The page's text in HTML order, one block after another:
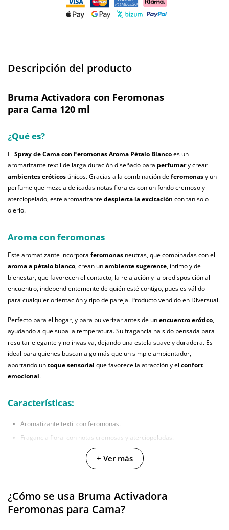
Descripción del producto
Bruma Activadora con Feromonas
para Cama 120 ml
¿Qué es?
El Spray de Cama con Feromonas Aroma Pétalo Blancoes un
aromatizante textil de larga duración diseñado para perfumary crear
ambientes eróticos únicos. Gracias a la combinación deferomonasy un
perfume que mezcla delicadas notas florales con un fondo cremoso y
aterciopelado, este aromatizantedespierta la excitación con tan solo
olerlo.
Aroma con feromonas
Este aromatizante incorpora feromonas neutras, que combinadas con el
aroma a pétalo blanco, crean unambiente sugerente, íntimo y de
bienestar, que favorecen el contacto, la relajación y la predisposición al
encuentro, independientemente de quién esté contigo, pues es válido
para cualquier orientación y tipo de pareja. Producto vendido en Diversual.
Perfecto para el hogar, y para pulverizar antes de unencuentro erótico,
ayudando a que suba la temperatura. Su fragancia ha sido pensada para
resultar elegante y no invasiva, dejando una estela suave y duradera. Es
ideal para quienes buscan algo más que un simple ambientador,
aportando untoque sensorial que favorece la atracción y el confort
emocional.
Características:
Aromatizante textil con feromonas.
Fragancia floral con notas cremosas y aterciopeladas.
Aroma suave y duradero.
Aporta frescura y sensación de bienestar.
Ideal para todo tipo de tejidos (con prueba previa).
Medidas: 120 ml.
+ Ver más
¿Cómo se usa Bruma Activadora
Feromonas para Cama?